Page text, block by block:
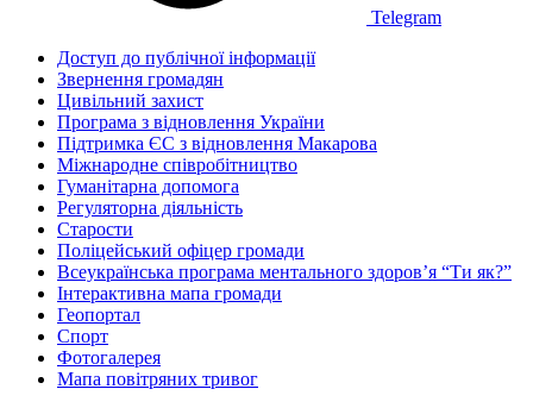
Telegram
Доступ до публічної інформації
Звернення громадян
Цивільний захист
Програма з відновлення України
Підтримка ЄС з відновлення Макарова
Міжнародне співробітництво
Гуманітарна допомога
Регуляторна діяльність
Старости
Поліцейський офіцер громади
Всеукраїнська програма ментального здоров’я “Ти як?”
Інтерактивна мапа громади
Геопортал
Спорт
Фотогалерея
Мапа повітряних тривог